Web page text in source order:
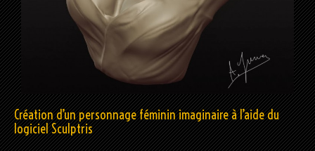
Création d’un personnage féminin imaginaire à l’aide du
logiciel Sculptris